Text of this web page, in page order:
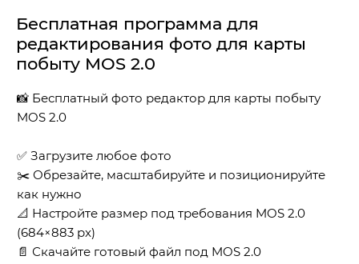
Бесплатная программа для
редактирования фото для карты
побыту MOS 2.0
📸 Бесплатный фото редактор для карты побыту
MOS 2.0
✅ Загрузите любое фото
✂️ Обрезайте, масштабируйте и позиционируйте
как нужно
📐 Настройте размер под требования MOS 2.0
(684×883 px)
📄 Скачайте готовый файл под MOS 2.0